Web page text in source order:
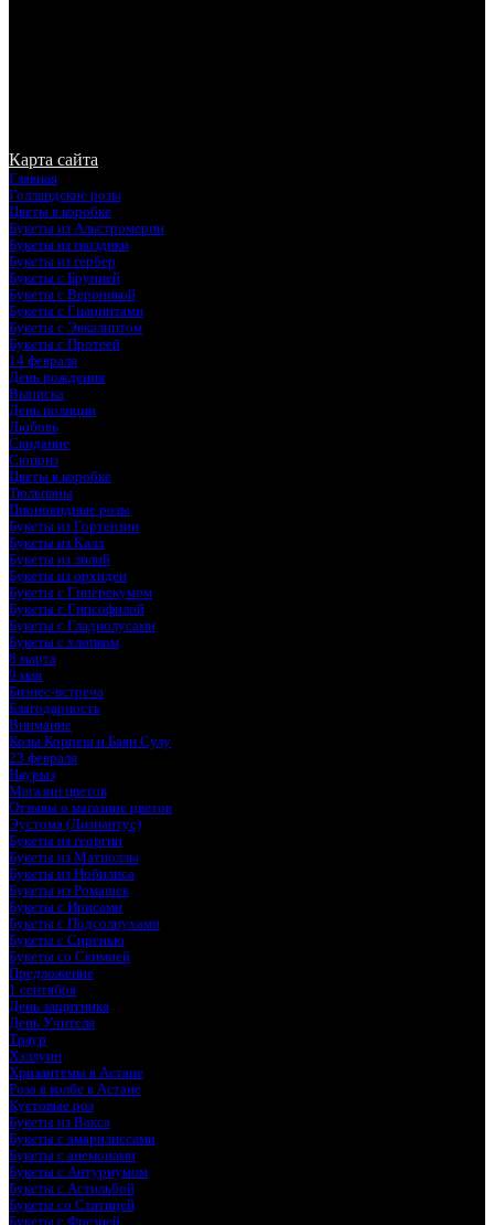
Карта сайта
Главная
Голландские розы
Цветы в коробке
Букеты из Альстромерии
Букеты из гвоздики
Букеты из гербер
Букеты с Брунией
Букеты с Вероникой
Букеты с Гиацинтами
Букеты с Эвкалиптом
Букеты с Протеей
14 февраля
День рождения
Выписка
День полиции
Любовь
Свидание
Сюприз
Цветы в коробке
Тюльпаны
Пионовидные розы
Букеты из Гортензии
Букеты из Калл
Букеты из лилий
Букеты из орхидеи
Букеты с Гиперекумом
Букеты с Гипсофилой
Букеты с Гладиолусами
Букеты с хлопком
8 марта
9 мая
Бизнес-встреча
Благодарность
Внимание
Козы Корпеш и Баян Сулу
23 февраля
Наурыз
Магазин цветов
Отзывы о магазине цветов
Эустома (Лизиантус)
Букеты из георгин
Букеты из Матиоллы
Букеты из Нобилиса
Букеты из Ромашек
Букеты с Ирисами
Букеты с Подсолнухами
Букеты с Сиренью
Букеты со Скимией
Предложение
1 сентября
День защитника
День Учителя
Траур
Хэллуин
Хризантемы в Астане
Роза в колбе в Астане
Кустовые роз
Букеты из Вакса
Букеты с амарилиссами
Букеты с анемонами
Букеты с Антуриумом
Букеты с Астильбой
Букеты со Статицей
Букеты с Фрезией